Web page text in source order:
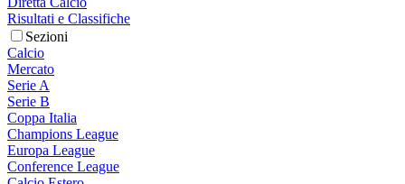
Risultati e Classifiche
Sezioni
Calcio
Mercato
Serie A
Serie B
Coppa Italia
Champions League
Europa League
Conference League